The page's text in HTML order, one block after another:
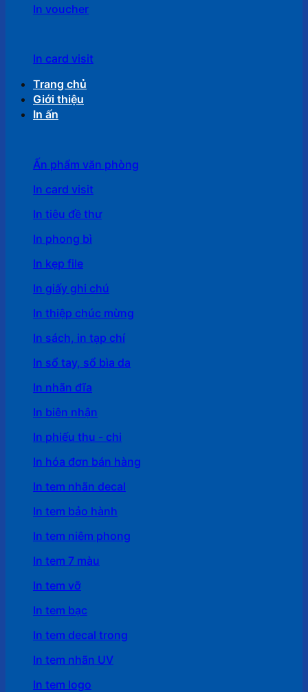
In voucher
In card visit
Trang chủ
Giới thiệu
In ấn
Ấn phẩm văn phòng
In card visit
In tiêu đề thư
In phong bì
In kẹp file
In giấy ghi chú
In thiệp chúc mừng
In sách, in tạp chí
In sổ tay, sổ bìa da
In nhãn đĩa
In biên nhận
In phiếu thu - chi
In hóa đơn bán hàng
In tem nhãn decal
In tem bảo hành
In tem niêm phong
In tem 7 màu
In tem vỡ
In tem bạc
In tem decal trong
In tem nhãn UV
In tem logo